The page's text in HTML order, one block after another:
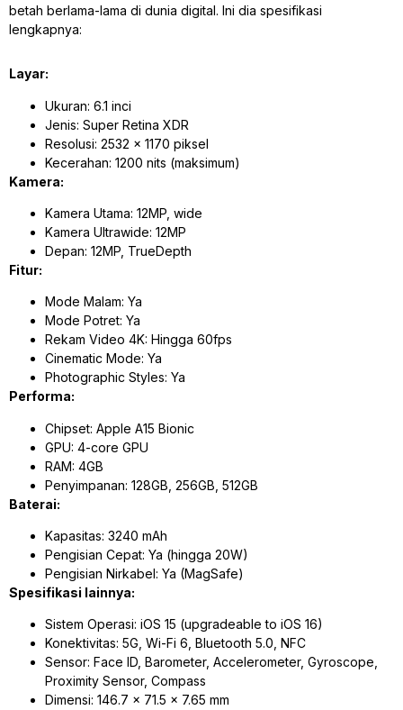
betah berlama-lama di dunia digital. Ini dia spesifikasi
lengkapnya:
Layar:
Ukuran: 6.1 inci
Jenis: Super Retina XDR
Resolusi: 2532 x 1170 piksel
Kecerahan: 1200 nits (maksimum)
Kamera:
Kamera Utama: 12MP, wide
Kamera Ultrawide: 12MP
Depan: 12MP, TrueDepth
Fitur:
Mode Malam: Ya
Mode Potret: Ya
Rekam Video 4K: Hingga 60fps
Cinematic Mode: Ya
Photographic Styles: Ya
Performa:
Chipset: Apple A15 Bionic
GPU: 4-core GPU
RAM: 4GB
Penyimpanan: 128GB, 256GB, 512GB
Baterai:
Kapasitas: 3240 mAh
Pengisian Cepat: Ya (hingga 20W)
Pengisian Nirkabel: Ya (MagSafe)
Spesifikasi lainnya:
Sistem Operasi: iOS 15 (upgradeable to iOS 16)
Konektivitas: 5G, Wi-Fi 6, Bluetooth 5.0, NFC
Sensor: Face ID, Barometer, Accelerometer, Gyroscope,
Proximity Sensor, Compass
Dimensi: 146.7 x 71.5 x 7.65 mm